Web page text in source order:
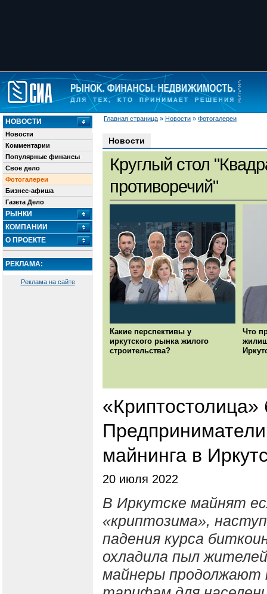
Главная страница » Новости » Фотогалереи
НОВОСТИ
Новости
Комментарии
Популярные финансы
Свое дело
Фотогалереи
Бизнес-афиша
Газета Дело
РЫНКИ
КОМПАНИИ
О ПРОЕКТЕ
РЕКЛАМА:
Реклама на сайте
Новости
Круглый стол
противоречий"
Какие перспективы у
иркутского рынка жилого
строительства?
Что
майнинга в
20 июля 2022
В Иркутске майнят
«криптозима»,
падения курса
охладила пыл
майнеры продолжают